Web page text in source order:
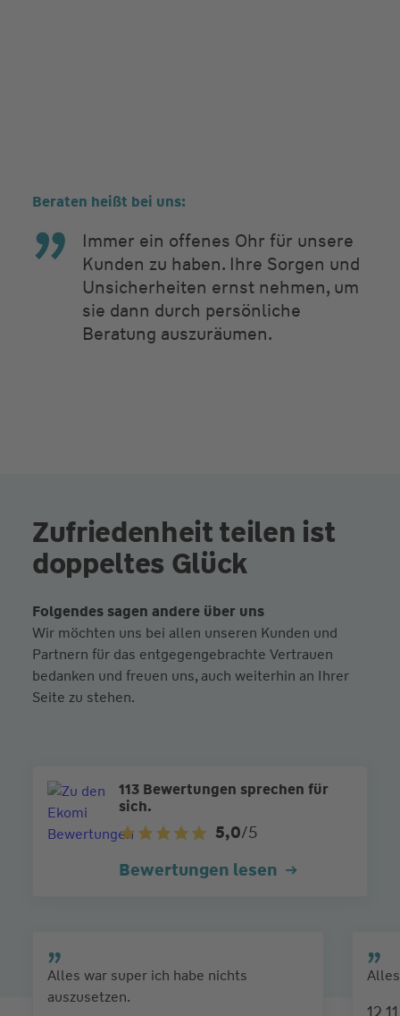
Beraten heißt bei uns:
Immer ein offenes Ohr für unsere
Kunden zu haben. Ihre Sorgen und
Unsicherheiten ernst nehmen, um
sie dann durch persönliche
Beratung auszuräumen.
Zufriedenheit teilen ist
doppeltes Glück
Folgendes sagen andere über uns
Wir möchten uns bei allen unseren Kunden und
Partnern für das entgegengebrachte Vertrauen
bedanken und freuen uns, auch weiterhin an Ihrer
Seite zu stehen.
113 Bewertungen sprechen für
sich.
5,0/5
Bewertungen lesen
Alles war super ich habe nichts
auszusetzen.